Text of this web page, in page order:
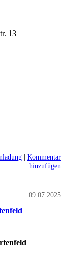
13
| Kommentar
hinzufügen
09.07.2025